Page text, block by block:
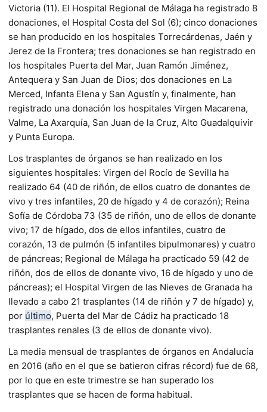
Victoria (11). El Hospital Regional de Málaga ha registrado 8
donaciones, el Hospital Costa del Sol (6); cinco donaciones
se han producido en los hospitales Torrecárdenas, Jaén y
Jerez de la Frontera; tres donaciones se han registrado en
los hospitales Puerta del Mar, Juan Ramón Jiménez,
Antequera y San Juan de Dios; dos donaciones en La
Merced, Infanta Elena y San Agustín y, finalmente, han
registrado una donación los hospitales Virgen Macarena,
Valme, La Axarquía, San Juan de la Cruz, Alto Guadalquivir
y Punta Europa.
Los trasplantes de órganos se han realizado en los
siguientes hospitales: Virgen del Rocío de Sevilla ha
realizado 64 (40 de riñón, de ellos cuatro de donantes de
vivo y tres infantiles, 20 de hígado y 4 de corazón); Reina
Sofía de Córdoba 73 (35 de riñón, uno de ellos de donante
vivo; 17 de hígado, dos de ellos infantiles, cuatro de
corazón, 13 de pulmón (5 infantiles bipulmonares) y cuatro
de páncreas; Regional de Málaga ha practicado 59 (42 de
riñón, dos de ellos de donante vivo, 16 de hígado y uno de
páncreas); el Hospital Virgen de las Nieves de Granada ha
llevado a cabo 21 trasplantes (14 de riñón y 7 de hígado) y,
por último, Puerta del Mar de Cádiz ha practicado 18
trasplantes renales (3 de ellos de donante vivo).
La media mensual de trasplantes de órganos en Andalucía
en 2016 (año en el que se batieron cifras récord) fue de 68,
por lo que en este trimestre se han superado los
trasplantes que se hacen de forma habitual.